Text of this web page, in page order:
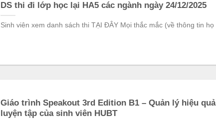
DS thi đi lớp học lại HA5 các ngành ngày 24/12/2025
Sinh viên xem danh sách thi TẠI ĐÂY Mọi thắc mắc (về thông tin họ
Giáo trình Speakout 3rd Edition B1 – Quản lý hiệu quả
luyện tập của sinh viên HUBT